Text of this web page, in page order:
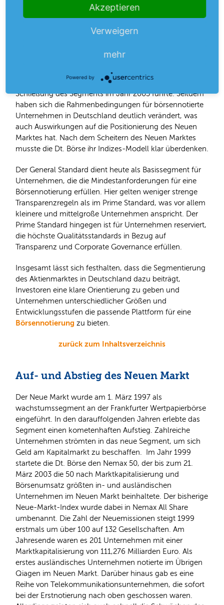
neben den gesetzlichen Regularien auch zusätzliche
Transparenz- und Publizitätsanforderungen gelten.
Der Neue Marktes galt im Vergleich zu den anderen
Segmenten schnell, als eine attraktive Plattform für
Wachstumsunternehmen. Allerdings führte die Dotcom-
Blase der späten 1990er Jahre zu einem dramatischen
Einbruch des Neuen Marktes, der letztendlich zur
Schließung des Segments im Jahr 2003 führte. Seitdem
haben sich die Rahmenbedingungen für börsennotierte
Unternehmen in Deutschland deutlich verändert, was
auch Auswirkungen auf die Positionierung des Neuen
Marktes hat. Nach dem Scheitern des Neuen Marktes
musste die Dt. Börse ihr Indizes-Modell klar überdenken.
Der General Standard dient heute als Basissegment für
Unternehmen, die die Mindestanforderungen für eine
Börsennotierung erfüllen. Hier gelten weniger strenge
Transparenzregeln als im Prime Standard, was vor allem
kleinere und mittelgroße Unternehmen anspricht. Der
Prime Standard hingegen ist für Unternehmen reserviert,
die höchste Qualitätsstandards in Bezug auf
Transparenz und Corporate Governance erfüllen.
Insgesamt lässt sich festhalten, dass die Segmentierung
des Aktienmarktes in Deutschland dazu beiträgt,
Investoren eine klare Orientierung zu geben und
Unternehmen unterschiedlicher Größen und
Entwicklungsstufen die passende Plattform für eine
Börsennotierung zu bieten.
zurück zum Inhaltsverzeichnis
Auf- und Abstieg des Neuen Markt
Der Neue Markt wurde am 1. März 1997 als
wachstumssegment an der Frankfurter Wertpapierbörse
eingeführt. In den darauffolgenden Jahren erlebte das
Segment einen kometenhaften Aufstieg. Zahlreiche
Unternehmen strömten in das neue Segment, um sich
Geld am Kapitalmarkt zu beschaffen. Im Jahr 1999
startete die Dt. Börse den Nemax 50, der bis zum 21.
März 2003 die 50 nach Marktkapitalisierung und
Börsenumsatz größten in- und ausländischen
Unternehmen im Neuen Markt beinhaltete. Der bisherige
Neue-Markt-Index wurde dabei in Nemax All Share
umbenannt. Die Zahl der Neuemissionen steigt 1999
erstmals um über 100 auf 132 Gesellschaften. Am
Jahresende waren es 201 Unternehmen mit einer
Marktkapitalisierung von 111,276 Milliarden Euro. Als
erstes ausländisches Unternehmen notierte im Übrigen
Qiagen im Neuen Markt. Darüber hinaus gab es eine
Reihe von Telekommunikationsunternehmen, die sofort
bei der Erstnotierung nach oben geschossen waren.
Akzeptieren
Verweigern
mehr
Powered by